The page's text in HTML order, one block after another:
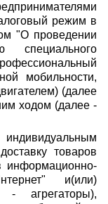
режим в
"О проведении
специального
мобильности,
(далее
ходом (далее -
товаров
информационно-
и(или)
- агрегаторы),